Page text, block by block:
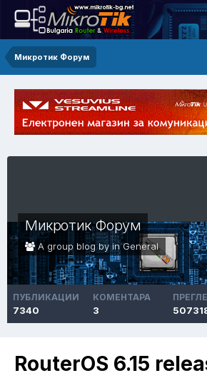
Микротик Форум
Микротик Форум
A group blog by inGeneral
ПУБЛИКАЦИИ
7340
КОМЕНТАРА
3
RouterOS 6.15